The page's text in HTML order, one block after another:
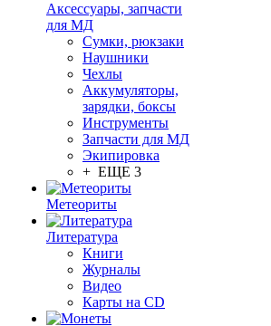
Аксессуары, запчасти
для МД
Сумки, рюкзаки
Наушники
Чехлы
Аккумуляторы,
зарядки, боксы
Инструменты
Запчасти для МД
Экипировка
+ ЕЩЕ 3
Метеориты
Литература
Книги
Журналы
Видео
Карты на CD